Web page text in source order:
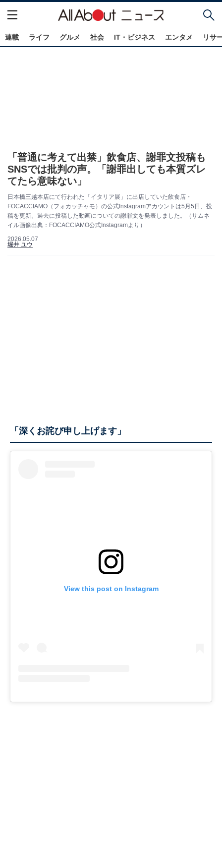
連載 ライフ グルメ 社会 IT・ビジネス エンタメ リサ
「普通に考えて出禁」飲食店、謝罪文投稿も
SNSでは批判の声。「謝罪出しても本質ズレ
てたら意味ない」
日本橋三越本店にて行われた「イタリア展」に出店していた飲食店・
FOCACCIAMO（フォカッチャモ）の公式Instagramアカウントは5月5日、投
稿を更新。過去に投稿した動画についての謝罪文を発表しました。（サムネ
イル画像出典：FOCACCIAMO公式Instagramより）
2026.05.07
堀井 ユウ
「深くお詫び申し上げます」
View this post on Instagram